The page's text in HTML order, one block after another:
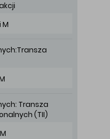
M
Transza
(TII)